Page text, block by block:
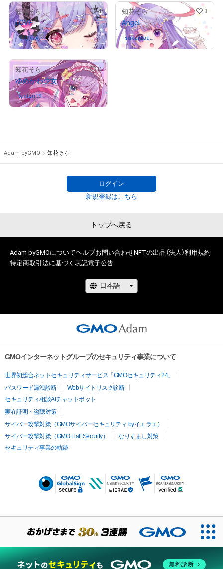
# 7/10
知花そら 4
LOVE
くじらんさんが保有中
知花そら 3
Angel
sakurasak
u
さんが保有中
知花そら 0
ゆめかわ少女
tenten197
4425
さんが保有中
Adam byGMO 知花そら
ログイン
新規登録はこちら
トップへ戻る
Adam byGMOについてヘルプお問い合わせNFTの出品（法人）利用規約
特定商取引法に基づく表記電子公告
GMOインターネットグループのセキュリティ事業について
世界初総合ネットセキュリティサービス「GMOセキュリティ24」
パスワード漏洩診断
Webサイトリスク診断
セキュリティ相談AIチャットボット
実在証明・盗聴対策
サイバー攻撃対策（GMOサイバーセキュリティ byイエラエ）
サイバー攻撃対策（GMO Flatt Security）
なりすまし対策
セキュリティ事業の軌跡
無料診断